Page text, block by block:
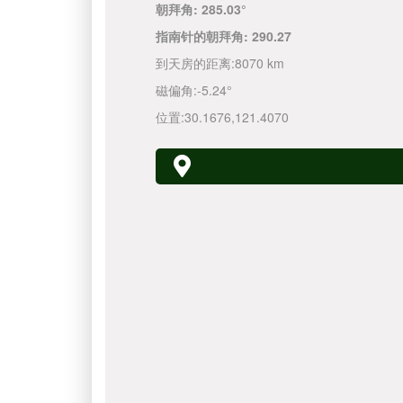
朝拜角: 285.03°
指南针的朝拜角: 290.27
到天房的距离:8070 km
磁偏角:-5.24°
位置:30.1676,121.4070